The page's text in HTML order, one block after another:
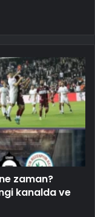
zaman?
kanalda ve